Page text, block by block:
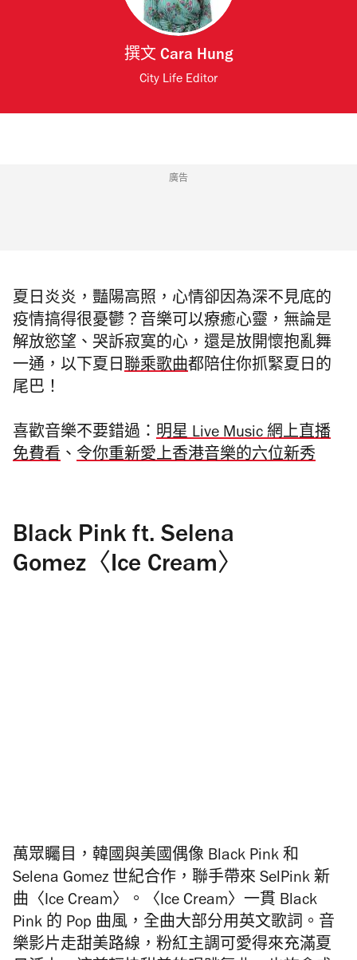
撰文 Cara Hung
City Life Editor
廣告
夏日炎炎，豔陽高照，心情卻因為深不見底的
疫情搞得很憂鬱？音樂可以療癒心靈，無論是
解放慾望、哭訴寂寞的心，還是放開懷抱亂舞
一通，以下夏日聯乘歌曲都陪住你抓緊夏日的
尾巴！
喜歡音樂不要錯過： 明星 Live Music 網上直播
免費看 、 令你重新愛上香港音樂的六位新秀
Black Pink ft. Selena
Gomez〈Ice Cream〉
萬眾矚目，韓國與美國偶像 Black Pink 和
Selena Gomez 世紀合作，聯手帶來 SelPink 新
曲〈Ice Cream〉。〈Ice Cream〉一貫 Black
Pink 的 Pop 曲風，全曲大部分用英文歌詞。音
樂影片走甜美路線，粉紅主調可愛得來充滿夏